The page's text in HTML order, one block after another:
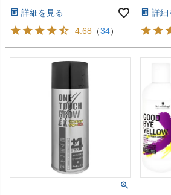
詳細を見る
4.68 （34）
詳細